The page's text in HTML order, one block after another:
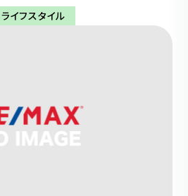
ライフスタイル